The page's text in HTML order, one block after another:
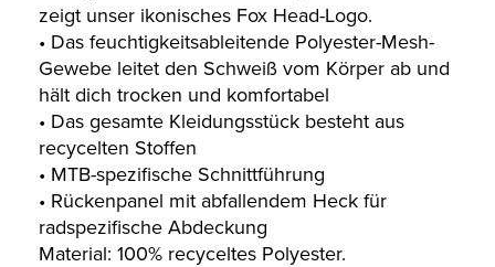
zeigt unser ikonisches Fox Head-Logo.
• Das feuchtigkeitsableitende Polyester-Mesh-
Gewebe leitet den Schweiß vom Körper ab und
hält dich trocken und komfortabel
• Das gesamte Kleidungsstück besteht aus
recycelten Stoffen
• MTB-spezifische Schnittführung
• Rückenpanel mit abfallendem Heck für
radspezifische Abdeckung
Material: 100% recyceltes Polyester.